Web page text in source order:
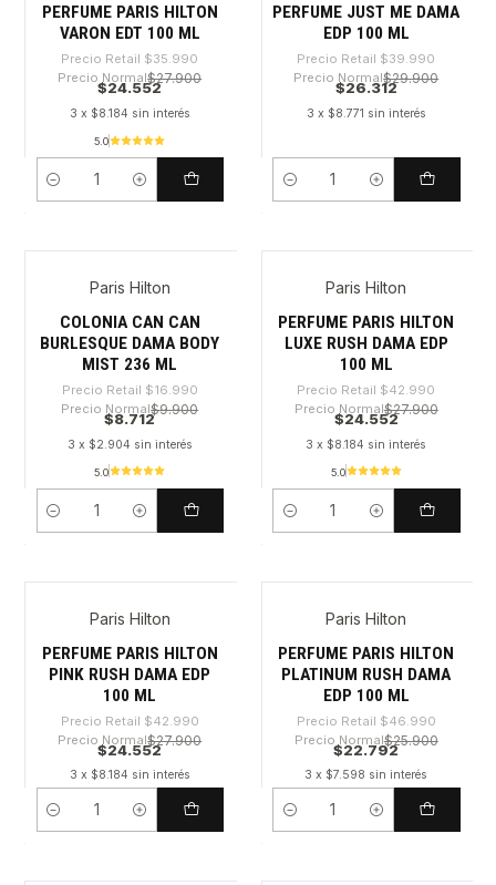
PERFUME PARIS HILTON
VARON EDT 100 ML
Precio Retail $35.990
Precio Normal$27.900
$24.552
3 x $8.184 sin interés
5.0
Cantidad
PERFUME JUST ME DAMA
EDP 100 ML
Precio Retail $39.990
Precio Normal$29.900
$26.312
3 x $8.771 sin interés
Cantidad
Paris Hilton
COLONIA CAN CAN
BURLESQUE DAMA BODY
MIST 236 ML
Precio Retail $16.990
Precio Normal$9.900
$8.712
3 x $2.904 sin interés
5.0
Cantidad
Paris Hilton
PERFUME PARIS HILTON
LUXE RUSH DAMA EDP
100 ML
Precio Retail $42.990
Precio Normal$27.900
$24.552
3 x $8.184 sin interés
5.0
Cantidad
Paris Hilton
PERFUME PARIS HILTON
PINK RUSH DAMA EDP
100 ML
Precio Retail $42.990
Precio Normal$27.900
$24.552
3 x $8.184 sin interés
Cantidad
Paris Hilton
PERFUME PARIS HILTON
PLATINUM RUSH DAMA
EDP 100 ML
Precio Retail $46.990
Precio Normal$25.900
$22.792
3 x $7.598 sin interés
Cantidad